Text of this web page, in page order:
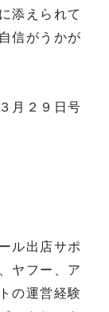
添えられて
信がうかが
月２９日号
ル出店サポ
ヤフー、ア
の運営経験